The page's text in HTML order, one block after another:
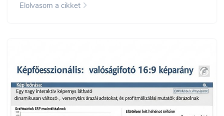
Elolvasom a cikket